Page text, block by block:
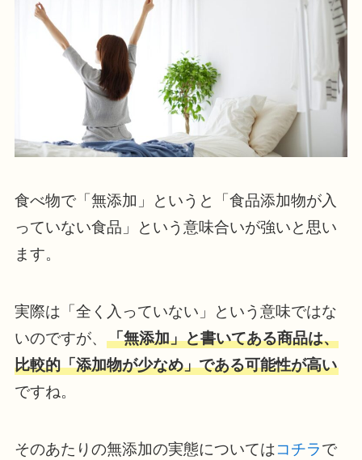
食べ物で「無添加」というと「食品添加物が入
っていない食品」という意味合いが強いと思い
ます。
実際は「全く入っていない」という意味ではな
いのですが、 「無添加」と書いてある商品は、
比較的「添加物が少なめ」である可能性が高い
ですね。
そのあたりの無添加の実態についてはコチラで